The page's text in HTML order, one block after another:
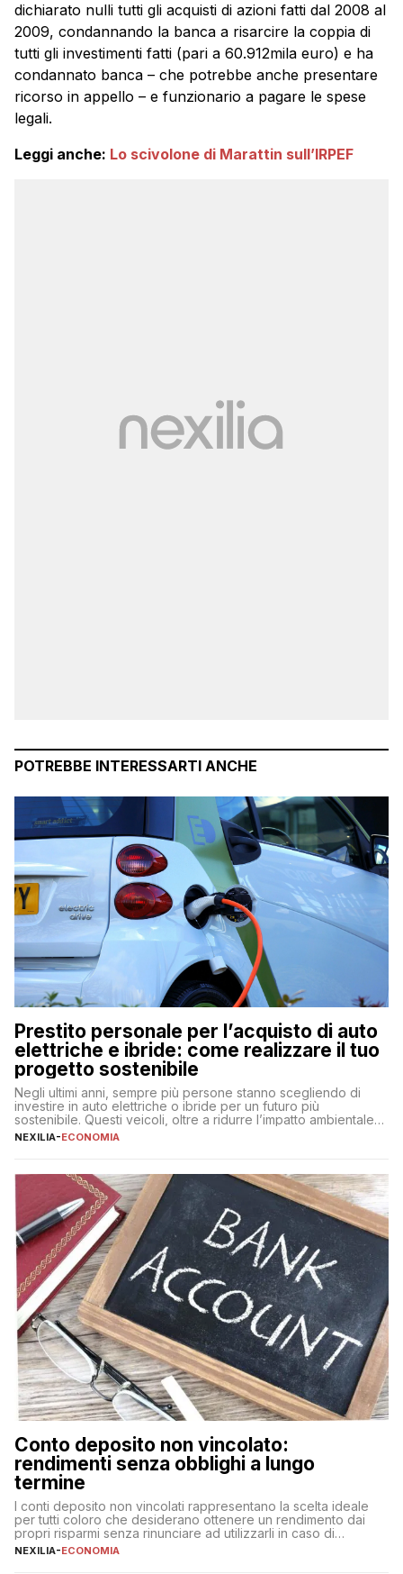
dichiarato nulli tutti gli acquisti di azioni fatti dal 2008 al
2009, condannando la banca a risarcire la coppia di
tutti gli investimenti fatti (pari a 60.912mila euro) e ha
condannato banca – che potrebbe anche presentare
ricorso in appello – e funzionario a pagare le spese
legali.
Leggi anche: Lo scivolone di Marattin sull’IRPEF
POTREBBE INTERESSARTI ANCHE
Prestito personale per l’acquisto di auto
elettriche e ibride: come realizzare il tuo
progetto sostenibile
Negli ultimi anni, sempre più persone stanno scegliendo di
investire in auto elettriche o ibride per un futuro più
sostenibile. Questi veicoli, oltre a ridurre l’impatto ambientale,
offrono vantaggi economici a lungo termine, come minori costi
fare se non […]
NEXILIA-ECONOMIA
Conto deposito non vincolato:
rendimenti senza obblighi a lungo
termine
I conti deposito non vincolati rappresentano la scelta ideale
per tutti coloro che desiderano ottenere un rendimento dai
propri risparmi senza rinunciare ad utilizzarli in caso di
necessità. A differenza delle forme vincolate tradizionali,
NEXILIA-ECONOMIA